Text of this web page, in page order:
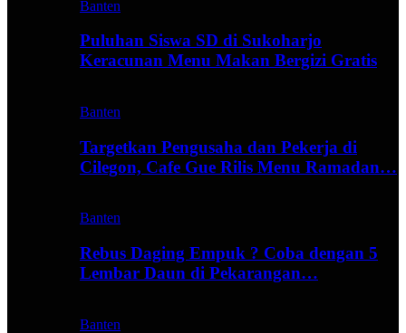
Banten
Puluhan Siswa SD di Sukoharjo
Keracunan Menu Makan Bergizi Gratis
Banten
Targetkan Pengusaha dan Pekerja di
Cilegon, Cafe Gue Rilis Menu Ramadan…
Banten
Rebus Daging Empuk ? Coba dengan 5
Lembar Daun di Pekarangan…
Banten